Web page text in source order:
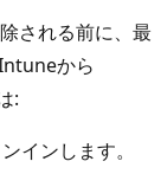
される前に、最
から
:
インします。